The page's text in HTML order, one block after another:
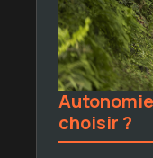
choisir ?